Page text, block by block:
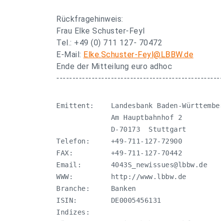
Rückfragehinweis:
Frau Elke Schuster-Feyl
Tel.: +49 (0) 711 127- 70472
E-Mail: Elke.Schuster-Feyl@LBBW.de
Ende der Mitteilung euro adhoc
Emittent:    Landesbank Baden-
             Am Hauptbahnhof 2
             D-70173  Stuttgart
Telefon:     +49-711-127-72900
FAX:         +49-711-127-70442
Email: 4043S_newissues@lbbw.de
WWW:         http://www.lbbw.de
Branche:     Banken
ISIN:        DE0005456131
Indizes: